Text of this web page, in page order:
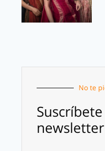
No te